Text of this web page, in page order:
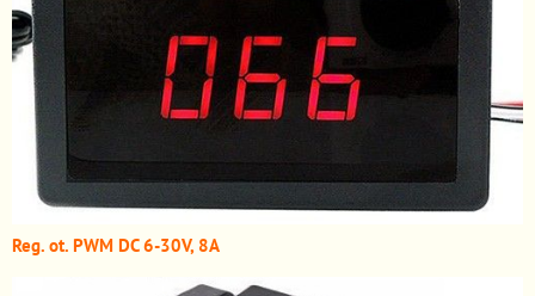
Reg. ot. PWM DC 6-30V, 8A